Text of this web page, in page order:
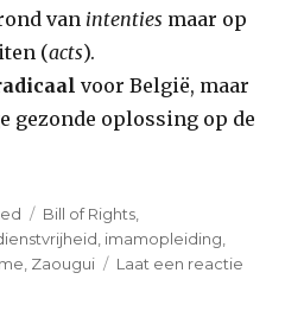
van intenties maar op
(acts).
voor België, maar
gezonde oplossing op de
Tags
Bill of Rights
imamopleiding
Zaougui
Laat een reactie